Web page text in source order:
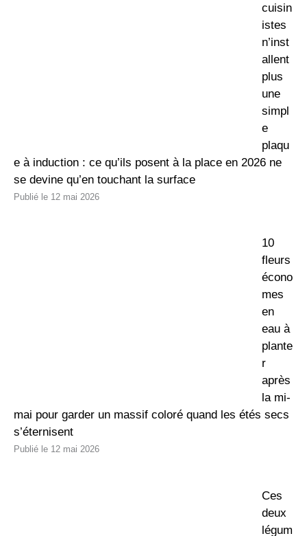
cuisin
istes
n’inst
allent
plus
une
simpl
e
plaqu
e à induction : ce qu’ils posent à la place en 2026 ne
se devine qu’en touchant la surface
12 mai 2026
10
fleurs
écono
mes
en
eau à
plante
r
après
la mi-
mai pour garder un massif coloré quand les étés secs
s’éternisent
12 mai 2026
Ces
deux
légum